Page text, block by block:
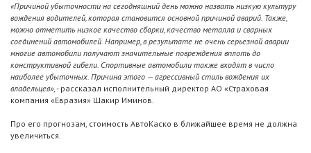
«Причиной убыточности на сегодняшний день можно назвать низкую культуру
вождения водителей, которая становится основной причиной аварий. Также,
можно отметить низкое качество сборки, качество металла и сварных
соединений автомобилей. Например, в результате не очень серьезной аварии
многие автомобили получают значительные повреждения вплоть до
конструктивной гибели. Спортивные автомобили также входят в число
наиболее убыточных. Причина этого — агрессивный стиль вождения их
владельцев», - рассказал исполнительный директор АО «Страховая
компания «Евразия» Шакир Иминов.
Про его прогнозам, стоимость АвтоКаско в ближайшее время не должна
увеличиться.